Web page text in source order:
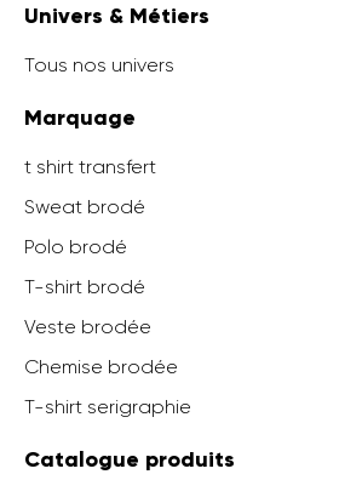
Univers & Métiers
Tous nos univers
Marquage
t shirt transfert
Sweat brodé
Polo brodé
T-shirt brodé
Veste brodée
Chemise brodée
T-shirt serigraphie
Catalogue produits